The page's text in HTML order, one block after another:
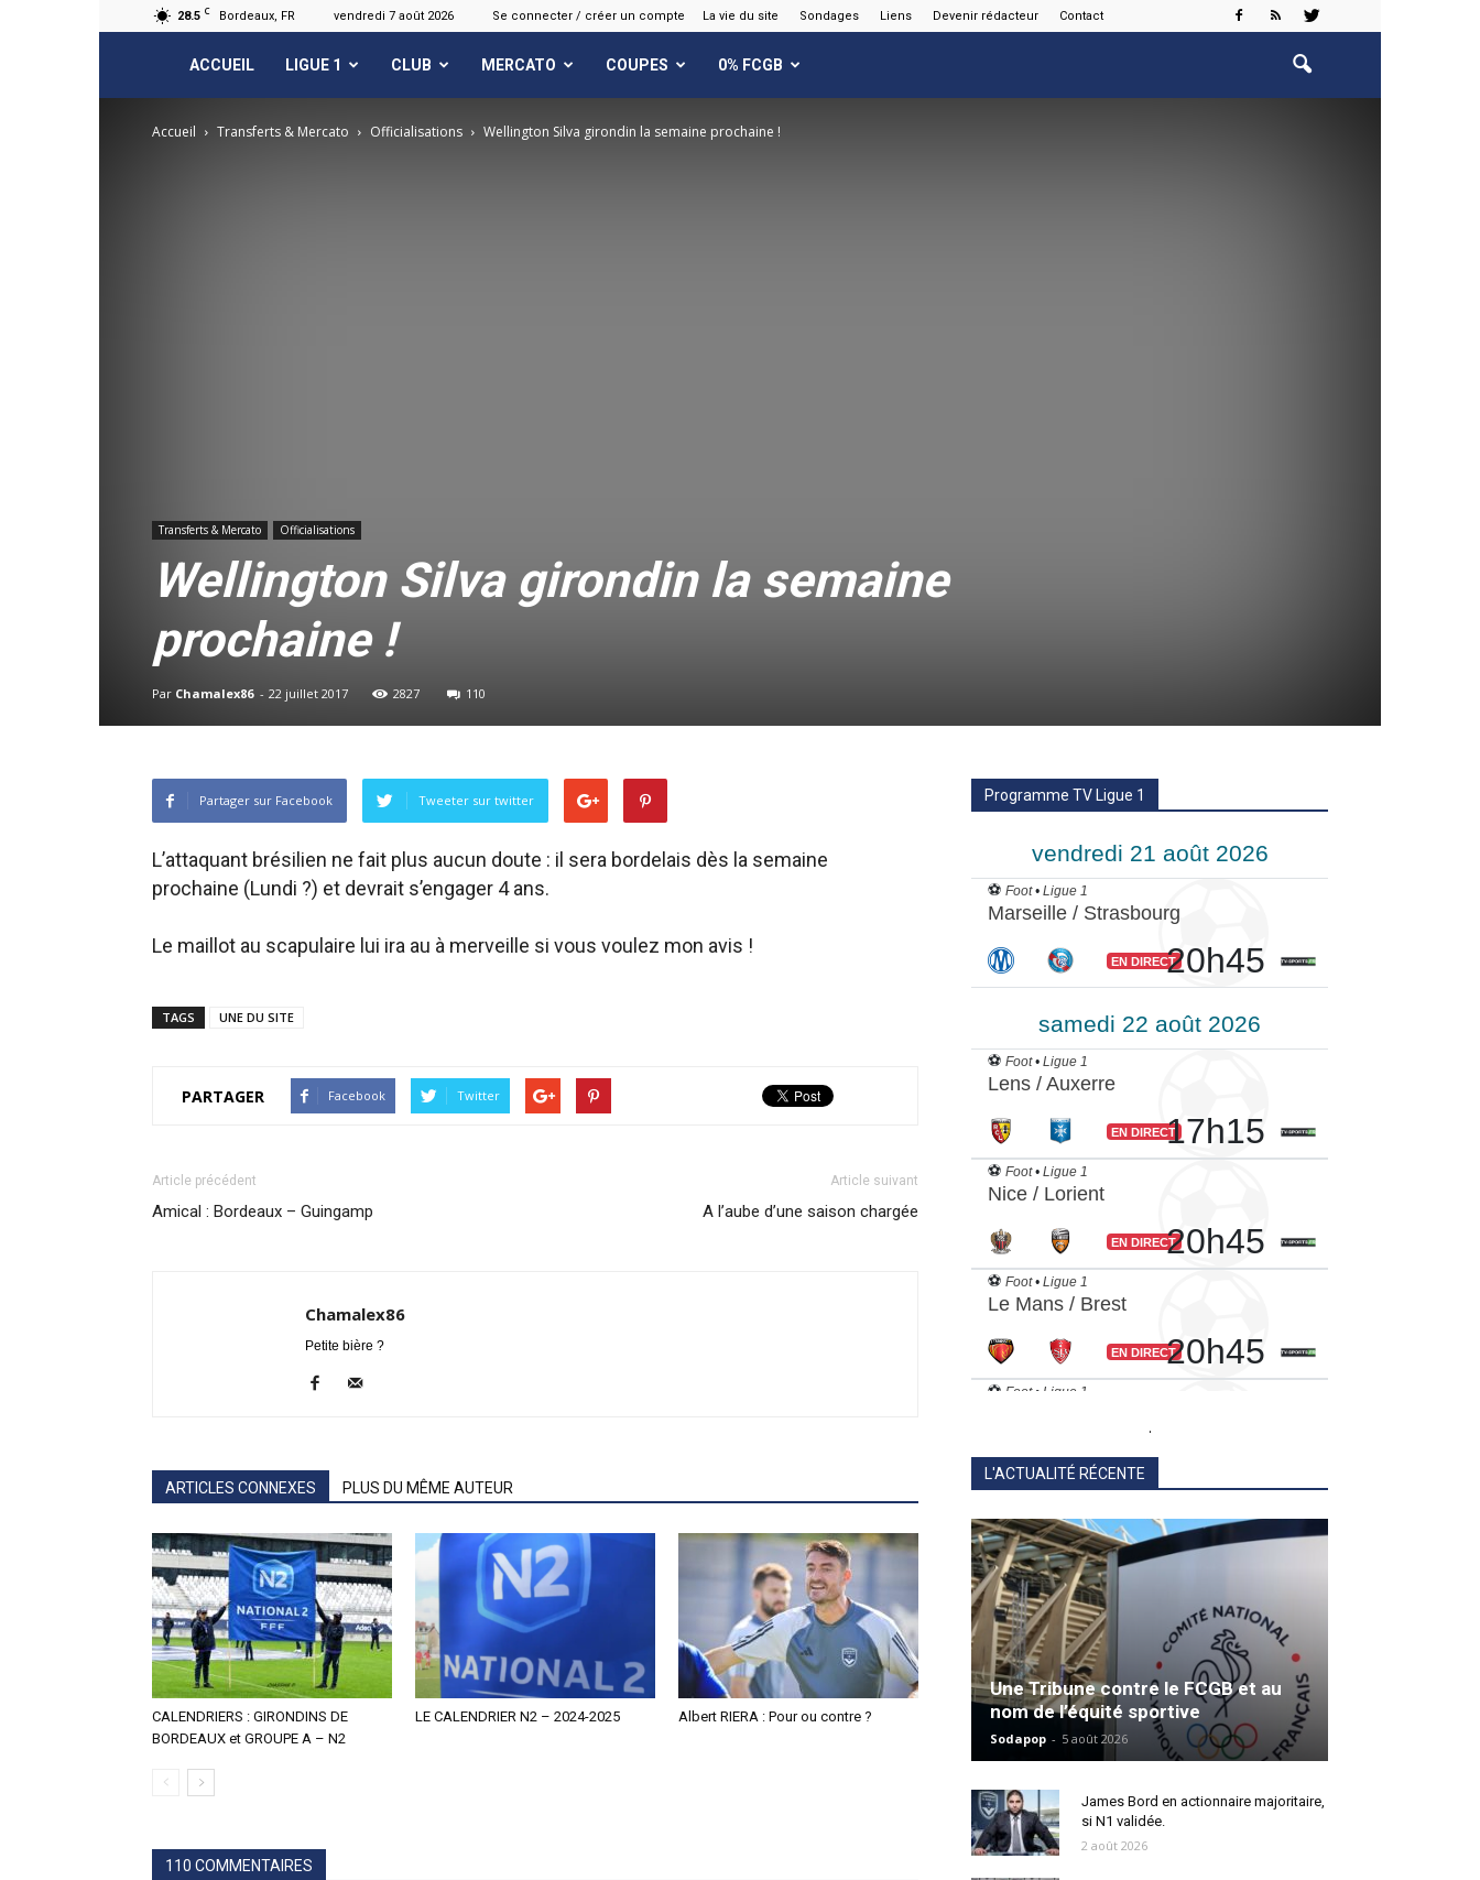
28.5 C Bordeaux, FR vendredi 7 août 2026 Se connecter / créer un compte La vie du site Sondages Liens Devenir rédacteur Contact
FCGB.net
ACCUEIL LIGUE 1 CLUB MERCATO COUPES 0% FCGB
Accueil Transferts & Mercato Officialisations Wellington Silva girondin la semaine prochaine !
Transferts & Mercato Officialisations
Wellington Silva girondin la semaine
prochaine !
Par Chamalex86 - 22 juillet 2017 2827 110
Partager sur Facebook Tweeter sur twitter
L’attaquant brésilien ne fait plus aucun doute : il sera bordelais dès la semaine
prochaine (Lundi ?) et devrait s’engager 4 ans.
Le maillot au scapulaire lui ira au à merveille si vous voulez mon avis !
TAGS UNE DU SITE
PARTAGER Facebook Twitter
Article précédent
Amical : Bordeaux – Guingamp
Article suivant
A l’aube d’une saison chargée
Chamalex86
Petite bière ?
ARTICLES CONNEXES PLUS DU MÊME AUTEUR
CALENDRIERS : GIRONDINS DE
BORDEAUX et GROUPE A – N2
LE CALENDRIER N2 – 2024-2025 Albert RIERA : Pour ou contre ?
110 COMMENTAIRES
Programme TV Ligue 1
.
L'ACTUALITÉ RÉCENTE
Une Tribune contre le FCGB et au
nom de l’équité sportive
Sodapop - 5 août 2026
James Bord en actionnaire majoritaire,
si N1 validée.
2 août 2026